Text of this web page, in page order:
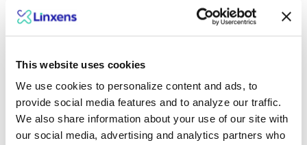
This website uses cookies
We use cookies to personalize content and ads, to
provide social media features and to analyze our traffic.
We also share information about your use of our site with
our social media, advertising and analytics partners who
All news